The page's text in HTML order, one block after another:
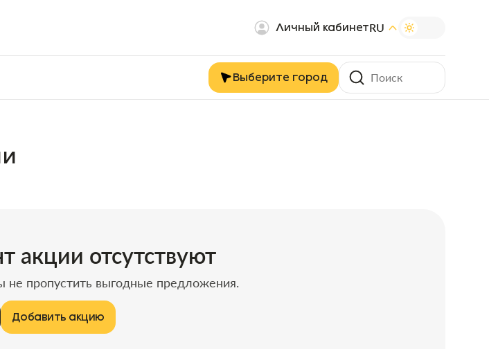
Личный кабинетRU
Выберите город
акции отсутствуют
не пропустить выгодные предложения.
Добавить акцию